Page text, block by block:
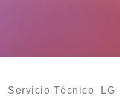
Servicio Técnico LG